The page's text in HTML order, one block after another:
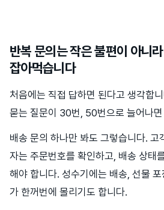
반복 문의는 작은 불편이 아니
잡아먹습니다
처음에는 직접 답하면 된다고 생각합
묻는 질문이 30번, 50번으로 늘어나
배송 문의 하나만 봐도 그렇습니다. 고
자는 주문번호를 확인하고, 배송 상태
해야 합니다. 성수기에는 배송, 선물
가 한꺼번에 몰리기도 합니다.